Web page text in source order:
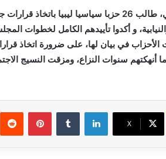
و نهاية الشهر الماضي، طالب 26 حزبا سياسيا
والنيابية، و أكدوا تأييدهم الكامل
الأحزاب في بيان لها، على ضرورة اتخاذ
أنهكتهم سنوات النزاع، ومزقت النسيج
X
لينكدإن بينتيريست